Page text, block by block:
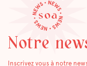
Notre
Inscrivez vous à notre